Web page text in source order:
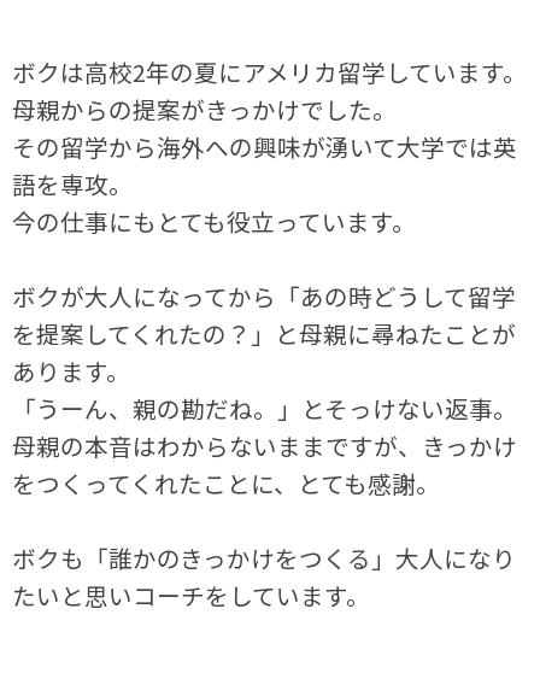
ボクは高校2年の夏にアメリカ留学しています。
母親からの提案がきっかけでした。
その留学から海外への興味が湧いて大学では英
語を専攻。
今の仕事にもとても役立っています。
ボクが大人になってから「あの時どうして留学
を提案してくれたの？」と母親に尋ねたことが
あります。
「うーん、親の勘だね。」とそっけない返事。
母親の本音はわからないままですが、きっかけ
をつくってくれたことに、とても感謝。
ボクも「誰かのきっかけをつくる」大人になり
たいと思いコーチをしています。